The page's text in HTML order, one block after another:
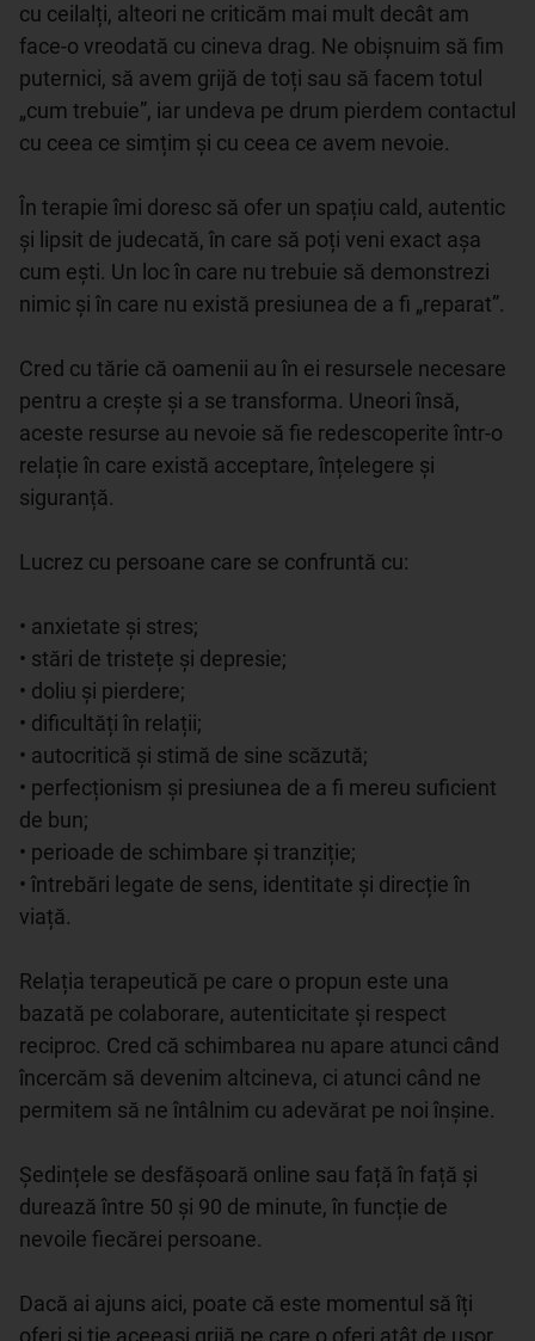
cu ceilalți, alteori ne criticăm mai mult decât am
face-o vreodată cu cineva drag. Ne obișnuim să fim
puternici, să avem grijă de toți sau să facem totul
„cum trebuie”, iar undeva pe drum pierdem contactul
cu ceea ce simțim și cu ceea ce avem nevoie.
În terapie îmi doresc să ofer un spațiu cald, autentic
și lipsit de judecată, în care să poți veni exact așa
cum ești. Un loc în care nu trebuie să demonstrezi
nimic și în care nu există presiunea de a fi „reparat”.
Cred cu tărie că oamenii au în ei resursele necesare
pentru a crește și a se transforma. Uneori însă,
aceste resurse au nevoie să fie redescoperite într-o
relație în care există acceptare, înțelegere și
siguranță.
Lucrez cu persoane care se confruntă cu:
• anxietate și stres;
• stări de tristețe și depresie;
• doliu și pierdere;
• dificultăți în relații;
• autocritică și stimă de sine scăzută;
• perfecționism și presiunea de a fi mereu suficient
de bun;
• perioade de schimbare și tranziție;
• întrebări legate de sens, identitate și direcție în
viață.
Relația terapeutică pe care o propun este una
bazată pe colaborare, autenticitate și respect
reciproc. Cred că schimbarea nu apare atunci când
încercăm să devenim altcineva, ci atunci când ne
permitem să ne întâlnim cu adevărat pe noi înșine.
Ședințele se desfășoară online sau față în față și
durează între 50 și 90 de minute, în funcție de
nevoile fiecărei persoane.
Dacă ai ajuns aici, poate că este momentul să îți
oferi și ție aceeași grijă pe care o oferi atât de ușor